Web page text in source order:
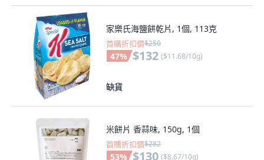
家樂氏海鹽餅乾片, 1個, 113克
首購折扣價$250
47% $132 ($11.68/10g)
缺貨
米餅片 香蒜味, 150g, 1個
首購折扣價$282
53% $130 ($8.67/10g)